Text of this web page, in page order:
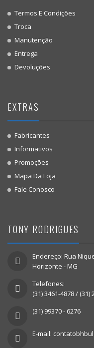
Termos E Condições
Troca
Manutenção
Entrega
Devoluções
EXTRAS
Fabricantes
Informativos
Promoções
Mapa Da Loja
Fale Conosco
TONY RODRIGUES
Endereço: Rua
Horizonte - MG
Telefones:
(31) 3461-4878 / (31)
(31) 99370 - 6276
E-mail: